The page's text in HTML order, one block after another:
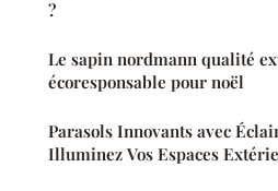
?
Le sapin nordmann qualité
écoresponsable pour noël
Parasols Innovants avec
Illuminez Vos Espaces